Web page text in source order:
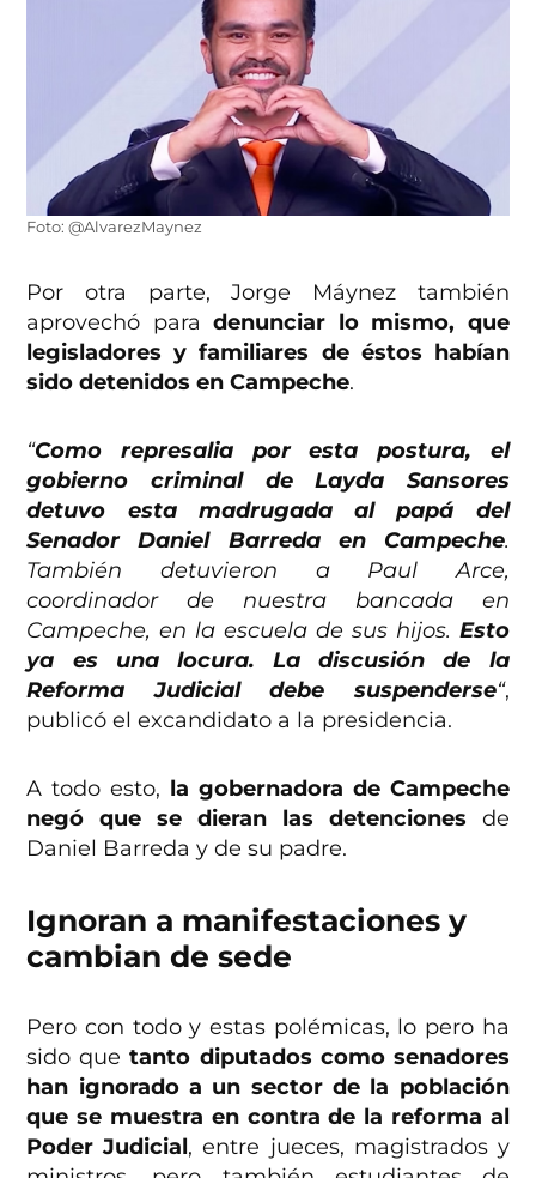
Foto: @AlvarezMaynez
Por otra parte, Jorge Máynez también
aprovechó paradenunciar lo mismo, que
legisladores y familiares de éstos habían
sido detenidos en Campeche.
“Como represalia por esta postura, el
gobierno criminal de Layda Sansores
detuvo esta madrugada al papá del
Senador Daniel Barreda en Campeche.
También detuvieron a Paul Arce,
coordinador de nuestra bancada en
Campeche, en la escuela de sus hijos. Esto
ya es una locura. La discusión de la
Reforma Judicial debe suspenderse“,
publicó el excandidato a la presidencia.
A todo esto, la gobernadora de Campeche
negó que se dieran las detenciones de
Daniel Barreda y de su padre.
Ignoran a manifestaciones y
cambian de sede
Pero con todo y estas polémicas, lo pero ha
sido quetanto diputados como senadores
han ignorado a un sector de la población
que se muestra en contra de la reforma al
Poder Judicial, entre jueces, magistrados y